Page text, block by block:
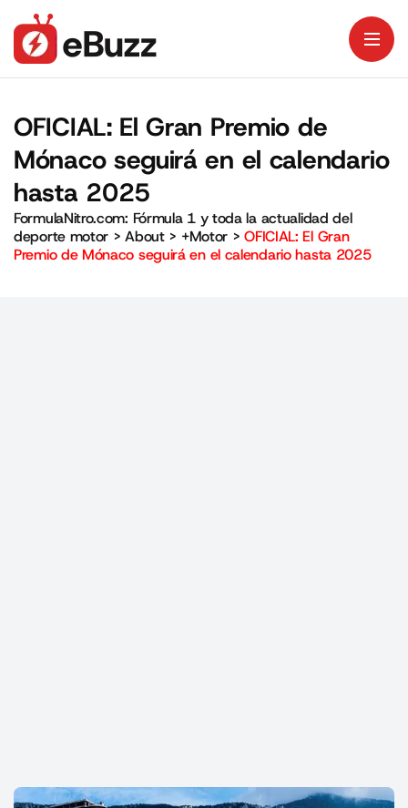
OFICIAL: El Gran Premio de
Mónaco seguirá en el calendario
hasta 2025
FormulaNitro.com: Fórmula 1 y toda la actualidad del
deporte motor >About> +Motor >OFICIAL: El Gran
Premio de Mónaco seguirá en el calendario hasta 2025